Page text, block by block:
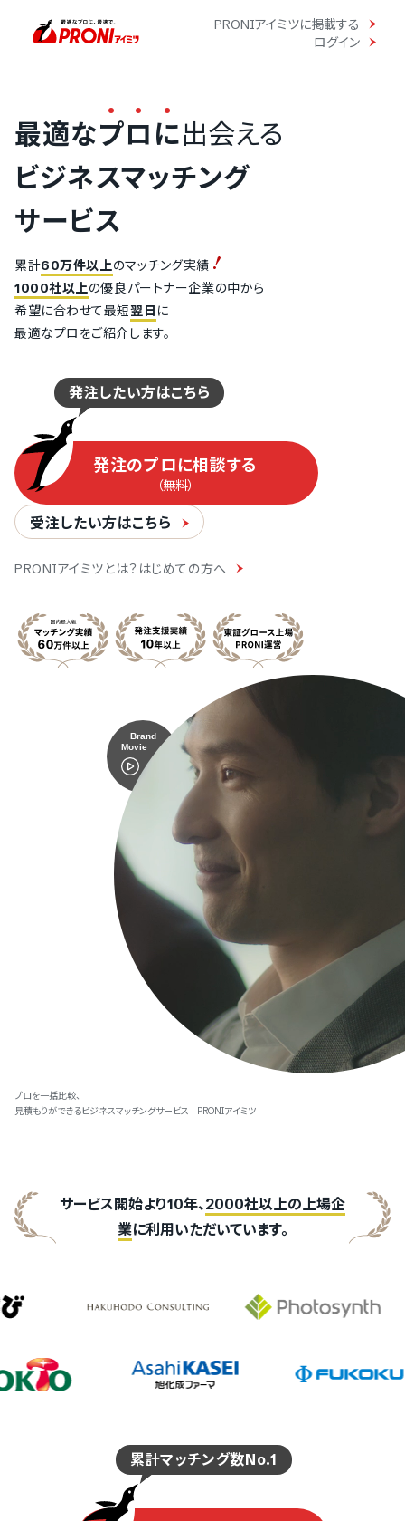
ログイン
PRONIアイミツに掲載する
最適なプロ に出会える
ビジネスマッチング
サービス
累計60万件以上のマッチング実績
1000社以上の優良パートナー企業の中から
希望に合わせて最短翌日 に
最適なプロをご紹介します。
発注したい方はこちら
発注のプロに相談する
（無料）
受注したい方はこちら
PRONIアイミツとは？はじめての方へ
Brand
Movie
プロを一括比較、
見積もりができるビジネスマッチングサービス | PRONIアイミツ
サービス開始より10年、2000社以上の上場企
業に利用いただいています。
累計マッチング数No.1